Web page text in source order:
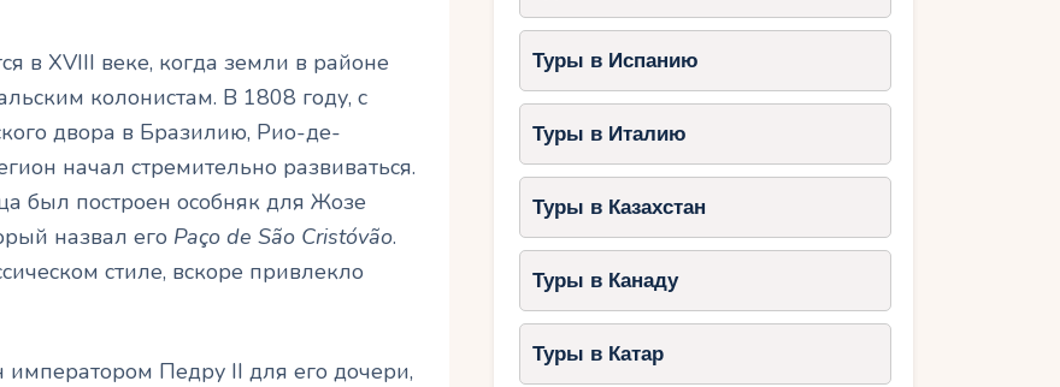
в XVIII веке, когда земли в районе
колонистам. В 1808 году, с
двора в Бразилию, Рио-де-
начал стремительно развиваться.
был построен особняк для Жозе
назвал его Paço de São Cristóvão.
стиле, вскоре привлекло
Педру II для его дочери,
Туры в Испанию
Туры в Италию
Туры в Казахстан
Туры в Канаду
Туры в Катар